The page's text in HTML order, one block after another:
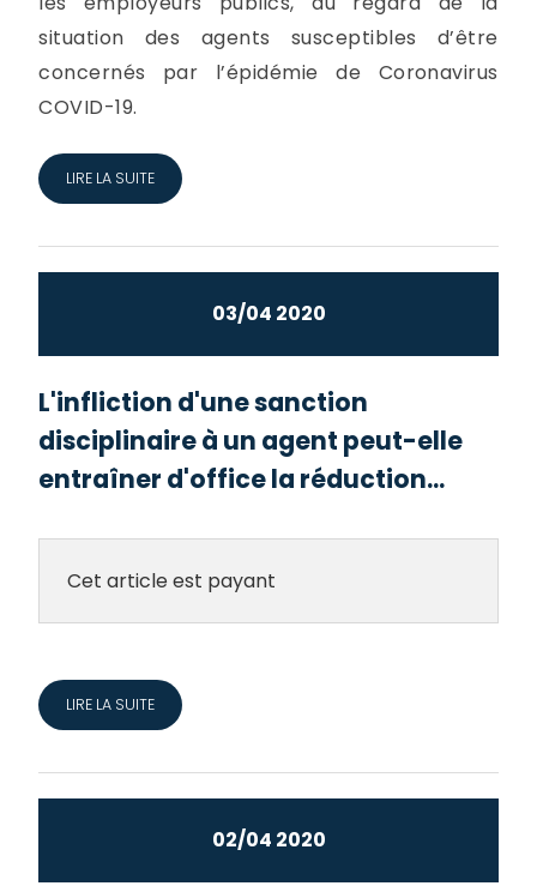
situation des agents susceptibles d’être
concernés par l’épidémie de Coronavirus
COVID-19.
LIRE LA SUITE
03/04 2020
L'infliction d'une sanction
disciplinaire à un agent peut-elle
entraîner d'office la réduction...
Cet article est payant
LIRE LA SUITE
02/04 2020